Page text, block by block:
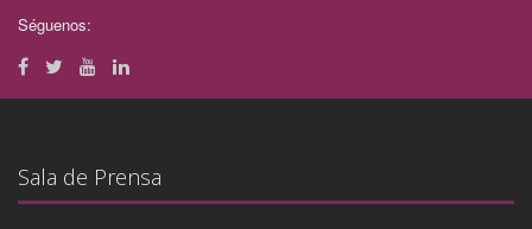
Séguenos:
Sala de Prensa